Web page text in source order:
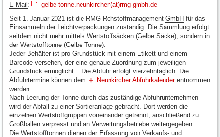
E-Mail:
gelbe-tonne.neunkirchen(at)rmg-gmbh.de
Seit 1. Januar 2021 ist die RMG Rohstoffmanagement GmbH für das
Einsammeln der Leichtverpackungen zuständig. Die Sammlung erfolgt
seitdem nicht mehr mittels Wertstoffsäcken (Gelbe Säcke), sondern in
der Wertstofftonne (Gelbe Tonne).
Jeder Behälter ist pro Grundstück mit einem Etikett und einem
Barcode versehen, der eine genaue Zuordnung zum jeweiligen
Grundstück ermöglicht. Die Abfuhr erfolgt vierzehntäglich. Die
Abfuhrtermine können dem
Neunkircher Abfuhrkalender entnommen
werden.
Nach Leerung der Tonne durch das zuständige Abfuhrunternehmen
wird der Abfall zu einer Sortieranlage gebracht. Dort werden die
einzelnen Wertstoffgruppen voneinander getrennt, anschließend zu
Großballen verpresst und an Verwertungsbetriebe weitergegeben.
Die Wertstofftonnen dienen der Erfassung von Verkaufs- und